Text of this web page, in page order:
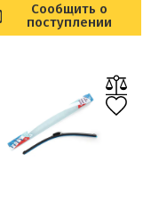
Сообщить о
поступлении